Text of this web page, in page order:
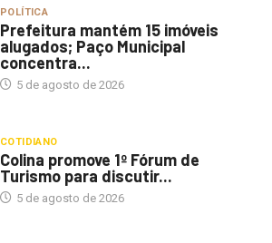
POLÍTICA
Prefeitura mantém 15 imóveis
alugados; Paço Municipal
concentra...
5 de agosto de 2026
COTIDIANO
Colina promove 1º Fórum de
Turismo para discutir...
5 de agosto de 2026